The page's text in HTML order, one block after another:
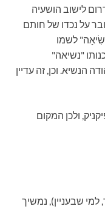
לישוב הושעיה
על נכדו של חותם
לשמו
"נשיאה"
הנשיא. וכן, זה עדיין
ולכן המקום
שבעניין), נמשיך